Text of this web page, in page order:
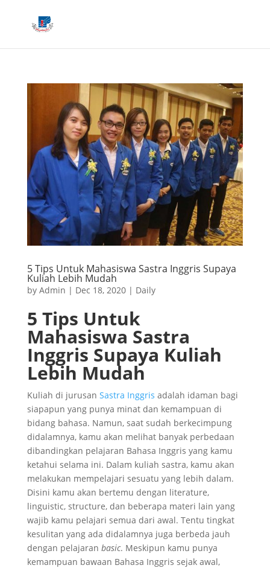
5 Tips Untuk Mahasiswa Sastra Inggris Supaya
Kuliah Lebih Mudah
by Admin | Dec 18, 2020| Daily
5 Tips Untuk
Mahasiswa Sastra
Inggris Supaya Kuliah
Lebih Mudah
Kuliah di jurusan Sastra Inggris adalah idaman bagi
siapapun yang punya minat dan kemampuan di
bidang bahasa. Namun, saat sudah berkecimpung
didalamnya, kamu akan melihat banyak perbedaan
dibandingkan pelajaran Bahasa Inggris yang kamu
ketahui selama ini. Dalam kuliah sastra, kamu akan
melakukan mempelajari sesuatu yang lebih dalam.
Disini kamu akan bertemu dengan literature,
linguistic, structure, dan beberapa materi lain yang
wajib kamu pelajari semua dari awal. Tentu tingkat
kesulitan yang ada didalamnya juga berbeda jauh
dengan pelajaran basic. Meskipun kamu punya
kemampuan bawaan Bahasa Inggris sejak awal,